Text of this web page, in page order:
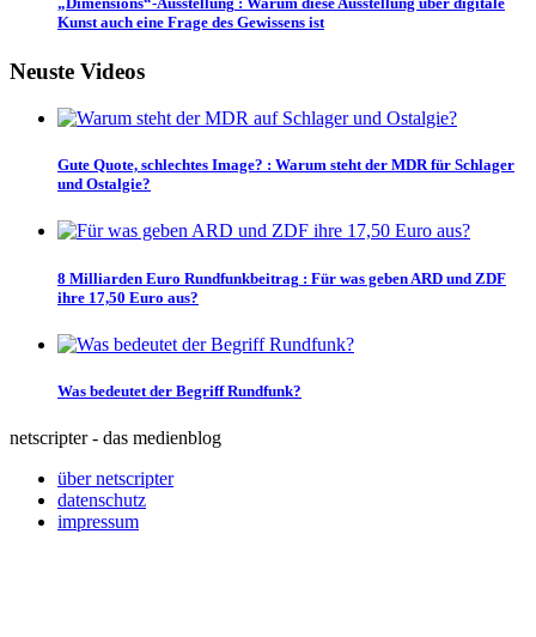
Kunst auch eine Frage des Gewissens ist
Neuste Videos
Gute Quote, schlechtes Image? : Warum steht der MDR für Schlager
und Ostalgie?
8 Milliarden Euro Rundfunkbeitrag : Für was geben ARD und ZDF
ihre 17,50 Euro aus?
Was bedeutet der Begriff Rundfunk?
netscripter - das medienblog
über netscripter
datenschutz
impressum